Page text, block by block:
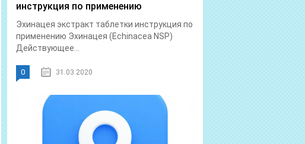
инструкция по применению
Эхинацея экстракт таблетки инструкция по
применению Эхинацея (Echinacea NSP)
Действующее...
0 31.03.2020